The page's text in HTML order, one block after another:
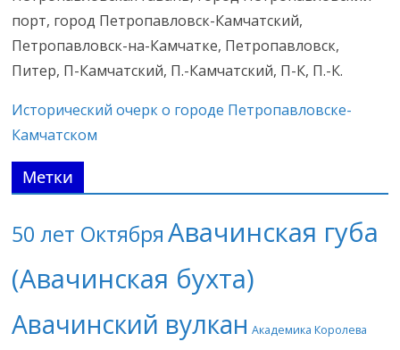
порт, город Петропавловск-Камчатский,
Петропавловск-на-Камчатке, Петропавловск,
Питер, П-Камчатский, П.-Камчатский, П-К, П.-К.
Исторический очерк о городе Петропавловске-
Камчатском
Метки
50 лет Октября Авачинская губа
(Авачинская бухта)
Авачинский вулкан Академика Королева